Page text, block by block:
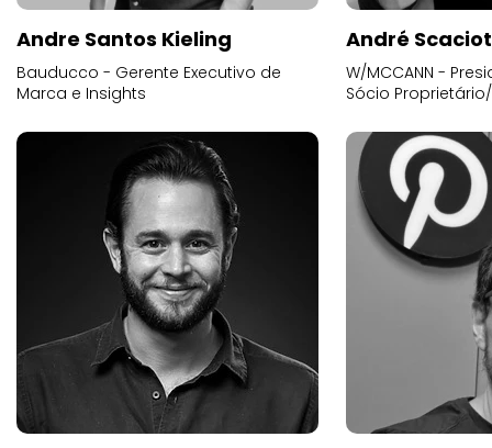
Andre Santos Kieling
Bauducco - Gerente Executivo de
Marca e Insights
André
W/MCCANN -
Sócio